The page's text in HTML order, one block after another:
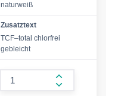
naturweiß
Zusatztext
TCF–total chlorfrei
gebleicht
form.increase-